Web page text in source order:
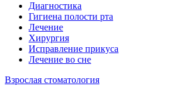
Диагностика
Гигиена полости рта
Лечение
Хирургия
Исправление прикуса
Лечение во сне
Взрослая стоматология